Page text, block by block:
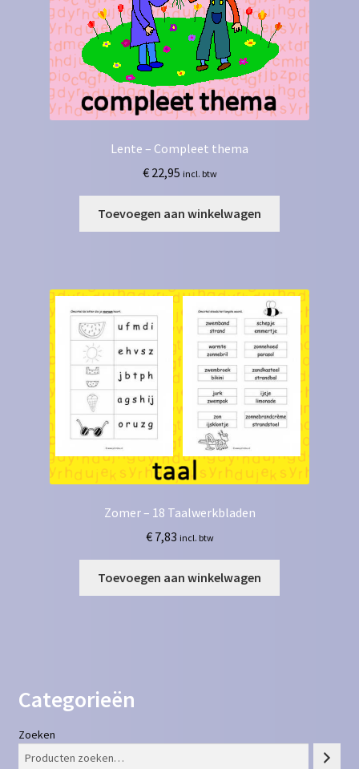
Lente – Compleet thema
€22,95 incl. btw
Toevoegen aan winkelwagen
Zomer – 18 Taalwerkbladen
€7,83 incl. btw
Toevoegen aan winkelwagen
Categorieën
Zoeken